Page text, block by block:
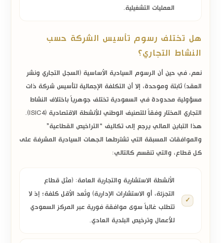
العمليات التشغيلية.
هل تختلف رسوم تأسيس الشركة حسب
النشاط التجاري؟
نعم، في حين أن الرسوم السيادية الأساسية (السجل التجاري ونشر
العقد) ثابتة وموحدة، إلا أن التكلفة الإجمالية لتأسيس شركة ذات
مسؤولية محدودة في السعودية تختلف جوهرياً باختلاف النشاط
التجاري المختار
وفقاً للتصنيف الوطني للأنشطة الاقتصادية (ISIC4).
هذا التباين المالي يرجع إلى تكاليف “التراخيص القطاعية”
والموافقات المسبقة التي تشترطها الجهات السيادية المشرفة على
كل قطاع، والتي تنقسم كالتالي:
الأنشطة الاستشارية والتجارية العامة: (مثل قطاع
التجزئة، أو الاستشارات الإدارية) وتُعد الأقل كلفة؛ إذ لا
تتطلب غالباً سوى موافقة فورية عبر المركز السعودي
للأعمال وترخيص البلدية العادي.